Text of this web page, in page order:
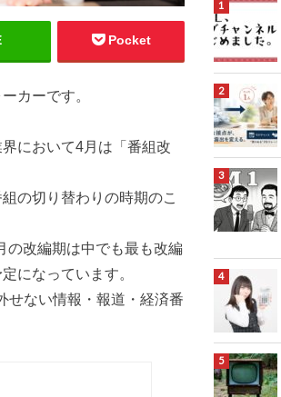
Pocket
カーです。
において4月は「番組改
の切り替わりの時期のこ
の改編期は中でも最も改編
になっています。
せない情報・報道・経済番